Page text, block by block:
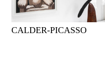
CALDER-PICASSO